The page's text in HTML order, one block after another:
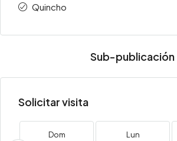
Quincho
Sub-publicación
Solicitar visita
Dom Lun